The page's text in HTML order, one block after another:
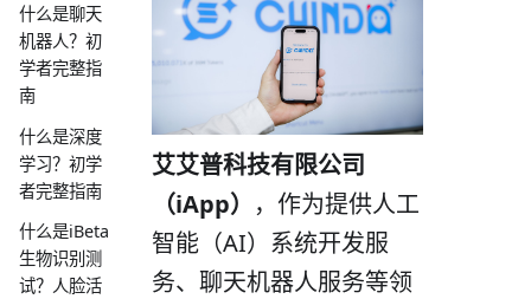
什么是聊天
机器人？初
学者完整指
南
什么是深度
学习？初学
者完整指南
什么是iBeta
生物识别测
试？人脸活
艾艾普科技有限公司
（iApp） ，作为提供人工
智能（AI）系统开发服
务、聊天机器人服务等领